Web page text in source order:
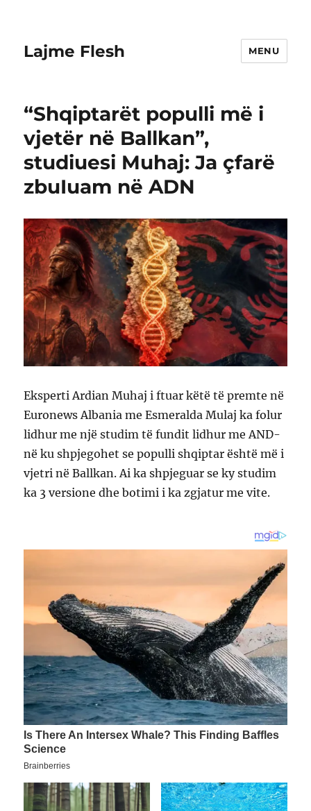
Lajme Flesh MENU
“Shqiptarët populli më i
vjetër në Ballkan”,
studiuesi Muhaj: Ja çfarë
zbuIuam në ADN
Eksperti Ardian Muhaj i ftuar këtë të premte në
Euronews Albania me Esmeralda Mulaj ka folur
lidhur me një studim të fundit lidhur me AND-
në ku shpjegohet se populli shqiptar është më i
vjetri në Ballkan. Ai ka shpjeguar se ky studim
ka 3 versione dhe botimi i ka zgjatur me vite.